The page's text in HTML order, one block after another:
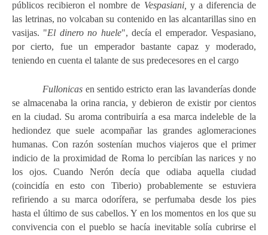
públicos recibieron el nombre de Vespasiani, y a diferencia de
las letrinas, no volcaban su contenido en las alcantarillas sino en
vasijas. "El dinero no huele", decía el emperador. Vespasiano,
por cierto, fue un emperador bastante capaz y moderado,
teniendo en cuenta el talante de sus predecesores en el cargo
Fullonicas en sentido estricto eran las lavanderías donde
se almacenaba la orina rancia, y debieron de existir por cientos
en la ciudad. Su aroma contribuiría a esa marca indeleble de la
hediondez que suele acompañar las grandes aglomeraciones
humanas. Con razón sostenían muchos viajeros que el primer
indicio de la proximidad de Roma lo percibían las narices y no
los ojos. Cuando Nerón decía que odiaba aquella ciudad
(coincidía en esto con Tiberio) probablemente se estuviera
refiriendo a su marcaodorífera, se perfumaba desde los pies
hasta el último de sus cabellos. Y en los momentos en los que su
convivencia con el pueblo se hacía inevitable solía cubrirse el